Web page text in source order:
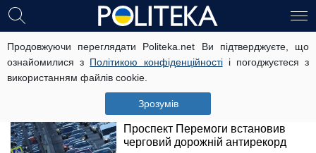
Продовжуючи переглядати Politeka.net Ви підтверджуєте, що
ознайомилися з Політикою конфіденційностіі погоджуєтеся з
використанням файлів cookie.
Зрозумів
Київ стоїть у рекордних заторах
26 жовтня, 18:31
Проспект Перемоги встановив
черговий дорожній антирекорд